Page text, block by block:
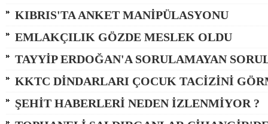
KIBRIS'TA ANKET MANİPÜLASYONU
EMLAKÇILIK GÖZDE MESLEK OLDU
TAYYİP ERDOĞAN'A SORULAMAYAN
KKTC DİNDARLARI ÇOCUK TACİZİNİ
ŞEHİT HABERLERİ NEDEN İZLENMİYOR ?